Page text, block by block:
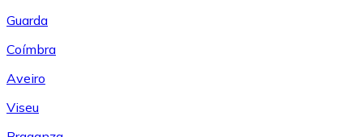
Guarda
Coímbra
Aveiro
Viseu